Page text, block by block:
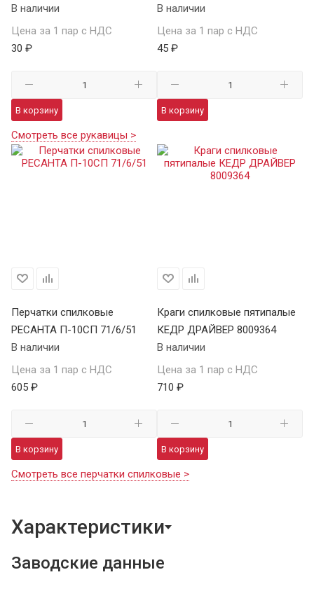
В наличии
Цена за 1 пар с НДС
30 ₽
В корзину
В наличии
Цена за 1 пар с НДС
45 ₽
В корзину
Смотреть все рукавицы >
Перчатки спилковые
РЕСАНТА П-10СП 71/6/51
В наличии
Цена за 1 пар с НДС
605 ₽
В корзину
Краги спилковые пятипалые
КЕДР ДРАЙВЕР 8009364
В наличии
Цена за 1 пар с НДС
710 ₽
В корзину
Смотреть все перчатки спилковые >
Характеристики
Заводские данные